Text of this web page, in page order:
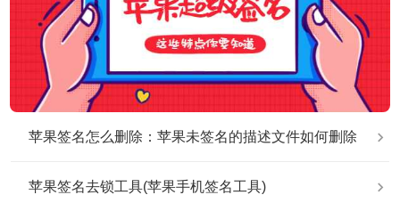
苹果签名怎么删除：苹果未签名的描述文件如何删除
苹果签名去锁工具(苹果手机签名工具)